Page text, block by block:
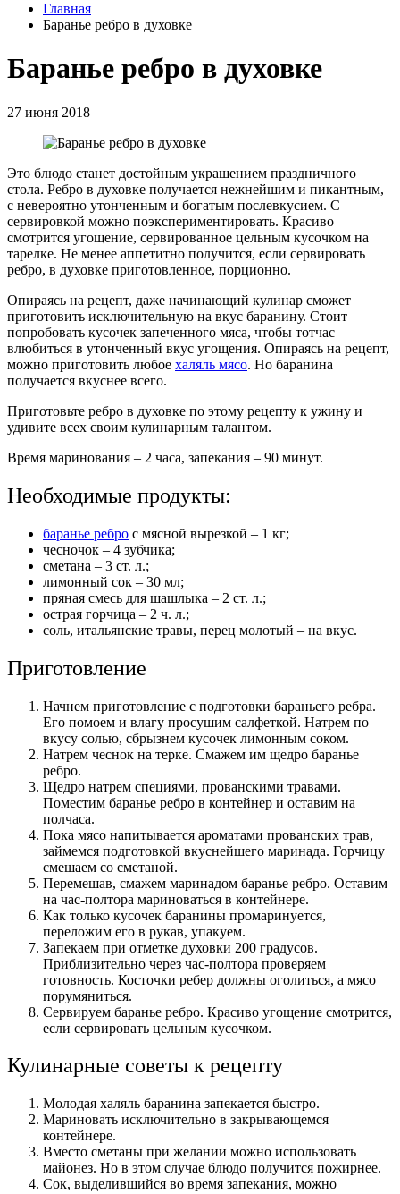
Главная
Баранье ребро в духовке
Баранье ребро в духовке
27 июня 2018
Это блюдо станет достойным украшением праздничного
стола. Ребро в духовке получается нежнейшим и пикантным,
с невероятно утонченным и богатым послевкусием. С
сервировкой можно поэкспериментировать. Красиво
смотрится угощение, сервированное цельным кусочком на
тарелке. Не менее аппетитно получится, если сервировать
ребро, в духовке приготовленное, порционно.
Опираясь на рецепт, даже начинающий кулинар сможет
приготовить исключительную на вкус баранину. Стоит
попробовать кусочек запеченного мяса, чтобы тотчас
влюбиться в утонченный вкус угощения. Опираясь на рецепт,
можно приготовить любое халяль мясо. Но баранина
получается вкуснее всего.
Приготовьте ребро в духовке по этому рецепту к ужину и
удивите всех своим кулинарным талантом.
Время маринования – 2 часа, запекания – 90 минут.
Необходимые продукты:
баранье ребро с мясной вырезкой – 1 кг;
чесночок – 4 зубчика;
сметана – 3 ст. л.;
лимонный сок – 30 мл;
пряная смесь для шашлыка – 2 ст. л.;
острая горчица – 2 ч. л.;
соль, итальянские травы, перец молотый – на вкус.
Приготовление
Начнем приготовление с подготовки бараньего ребра.
Его помоем и влагу просушим салфеткой. Натрем по
вкусу солью, сбрызнем кусочек лимонным соком.
Натрем чеснок на терке. Смажем им щедро баранье
ребро.
Щедро натрем специями, прованскими травами.
Поместим баранье ребро в контейнер и оставим на
полчаса.
Пока мясо напитывается ароматами прованских трав,
займемся подготовкой вкуснейшего маринада. Горчицу
смешаем со сметаной.
Перемешав, смажем маринадом баранье ребро. Оставим
на час-полтора мариноваться в контейнере.
Как только кусочек баранины промаринуется,
переложим его в рукав, упакуем.
Запекаем при отметке духовки 200 градусов.
Приблизительно через час-полтора проверяем
готовность. Косточки ребер должны оголиться, а мясо
порумяниться.
Сервируем баранье ребро. Красиво угощение смотрится,
если сервировать цельным кусочком.
Кулинарные советы к рецепту
Молодая халяль баранина запекается быстро.
Мариновать исключительно в закрывающемся
контейнере.
Вместо сметаны при желании можно использовать
майонез. Но в этом случае блюдо получится пожирнее.
Сок, выделившийся во время запекания, можно